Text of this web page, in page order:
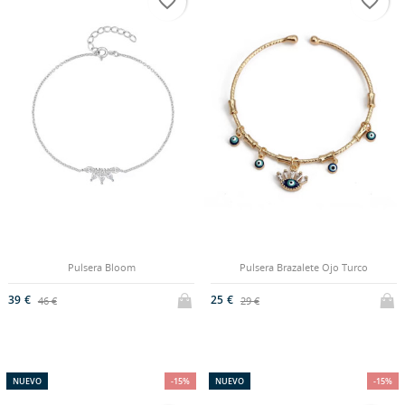
Pulsera Bloom
39 € 46 €
Pulsera Brazalete Ojo Turco
25 € 29 €
-15%
NUEVO -15%
NUEVO